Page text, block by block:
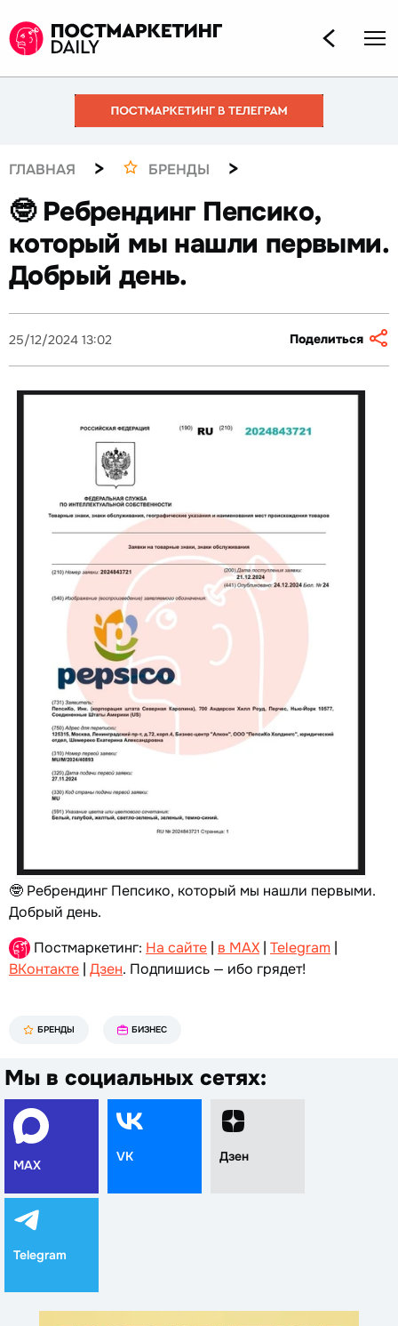
ГЛАВНАЯ > БРЕНДЫ >
🤓 Ребрендинг Пепсико,
который мы нашли первыми.
Добрый день.
25/12/2024 13:02 Поделиться
🤓 Ребрендинг Пепсико, который мы нашли первыми.
Добрый день.
Постмаркетинг: На сайте | в MAX | Telegram |
ВКонтакте | Дзен. Подпишись — ибо грядет!
БРЕНДЫ БИЗНЕС
Мы в социальных сетях:
MAX
VK Дзен
Telegram